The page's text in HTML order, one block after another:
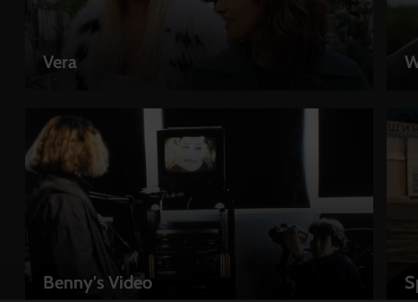
Vera
LEIHEN
Benny's Video
LEIHEN